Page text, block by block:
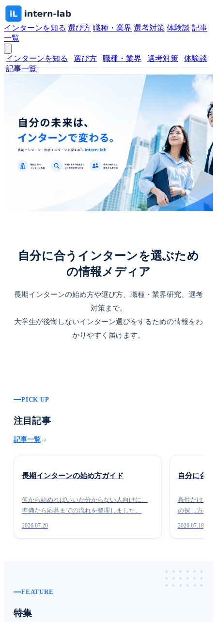
インターンを知る 選び方 職種・業界 選考対策 体験談 記事
一覧
インターンを知る 選び方 職種・業界 選考対策
体験談
記事一覧
自分に合うインターンの選
自分に合うインターンを選ぶため
の情報メディア
長期インターンの始め方や選び方、職種・業界研究、選考
対策まで。
大学生が後悔しないインターン選びをするための情報をわ
かりやすく届けます。
PICK UP
注目記事
記事一覧
長期インターンの始め方ガイド
何から始めればいいか分からない人向けに、
準備から応募までの流れを整理しました。
2026.07.20
自分に合う
条件だけで
の探し方の
2026.07.18
FEATURE
特集